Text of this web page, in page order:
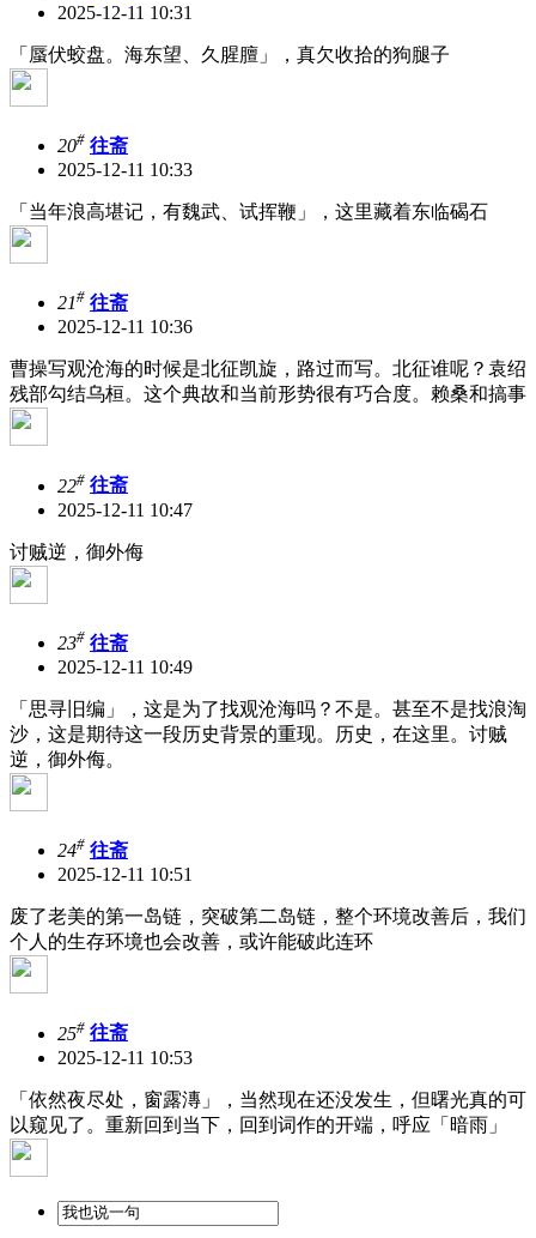
2025-12-11 10:31
「蜃伏蛟盘。海东望、久腥膻」，真欠收拾的狗腿子
20# 往斋
2025-12-11 10:33
「当年浪高堪记，有魏武、试挥鞭」，这里藏着东临碣石
21# 往斋
2025-12-11 10:36
曹操写观沧海的时候是北征凯旋，路过而写。北征谁呢？袁绍
残部勾结乌桓。这个典故和当前形势很有巧合度。赖桑和搞事
22# 往斋
2025-12-11 10:47
讨贼逆，御外侮
23# 往斋
2025-12-11 10:49
「思寻旧编」，这是为了找观沧海吗？不是。甚至不是找浪淘
沙，这是期待这一段历史背景的重现。历史，在这里。讨贼
逆，御外侮。
24# 往斋
2025-12-11 10:51
废了老美的第一岛链，突破第二岛链，整个环境改善后，我们
个人的生存环境也会改善，或许能破此连环
25# 往斋
2025-12-11 10:53
「依然夜尽处，窗露漙」，当然现在还没发生，但曙光真的可
以窥见了。重新回到当下，回到词作的开端，呼应「暗雨」